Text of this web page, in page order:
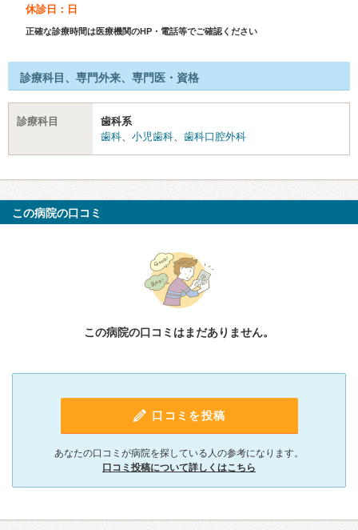
休診日：日
正確な診療時間は医療機関のHP・電話等でご確認ください
診療科目、専門外来、専門医・資格
診療科目
歯科系
歯科、 小児歯科、 歯科口腔外科
この病院の口コミ
この病院の口コミはまだありません。
口コミを投稿
あなたの口コミが病院を探している人の参考になります。
口コミ投稿について詳しくはこちら